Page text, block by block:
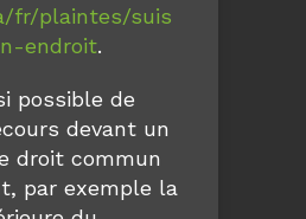
fr/plaintes/suis
endroit.
possible de
devant un
droit commun
par exemple la